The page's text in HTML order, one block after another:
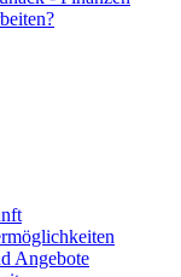
Angebote